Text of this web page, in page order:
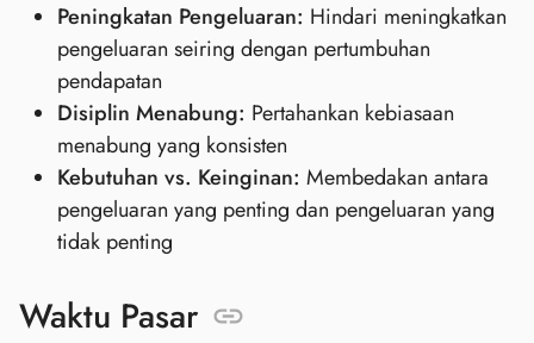
Peningkatan Pengeluaran: Hindari meningkatkan
pengeluaran seiring dengan pertumbuhan
pendapatan
Disiplin Menabung: Pertahankan kebiasaan
menabung yang konsisten
Kebutuhan vs. Keinginan: Membedakan antara
pengeluaran yang penting dan pengeluaran yang
tidak penting
Waktu Pasar